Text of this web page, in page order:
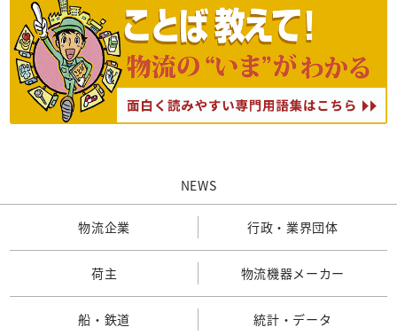
NEWS
物流企業 行政・業界団体
荷主 物流機器メーカー
船・鉄道 統計・データ